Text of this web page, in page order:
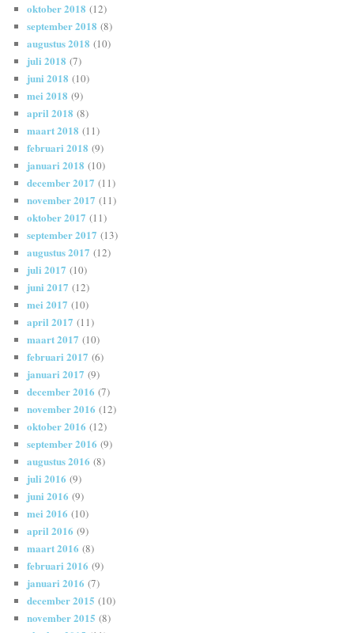
oktober 2018 (12)
september 2018 (8)
augustus 2018 (10)
juli 2018 (7)
juni 2018 (10)
mei 2018 (9)
april 2018 (8)
maart 2018 (11)
februari 2018 (9)
januari 2018 (10)
december 2017 (11)
november 2017 (11)
oktober 2017 (11)
september 2017 (13)
augustus 2017 (12)
juli 2017 (10)
juni 2017 (12)
mei 2017 (10)
april 2017 (11)
maart 2017 (10)
februari 2017 (6)
januari 2017 (9)
december 2016 (7)
november 2016 (12)
oktober 2016 (12)
september 2016 (9)
augustus 2016 (8)
juli 2016 (9)
juni 2016 (9)
mei 2016 (10)
april 2016 (9)
maart 2016 (8)
februari 2016 (9)
januari 2016 (7)
december 2015 (10)
november 2015 (8)